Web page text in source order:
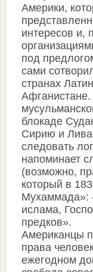
Америки,
интересов и,
под
сами
странах
блокаде
Сирию и
следовать
напоминает
(возможно,
который в
Мухаммада»:
ислама,
предков».
Американцы
права
ежегодном